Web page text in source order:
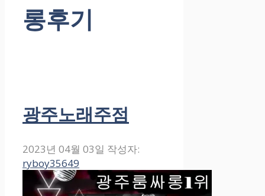
롱후기
광주노래주점
2023년 04월 03일 작성자:
ryboy35649